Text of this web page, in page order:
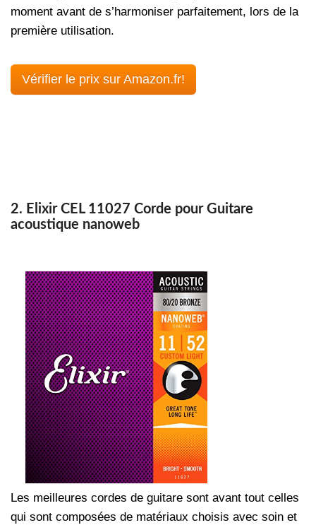
moment avant de s’harmoniser parfaitement, lors de la
première utilisation.
Vérifier le prix sur Amazon.fr!
2. Elixir CEL 11027 Corde pour Guitare
acoustique nanoweb
Les meilleures cordes de guitare sont avant tout celles
qui sont composées de matériaux choisis avec soin et